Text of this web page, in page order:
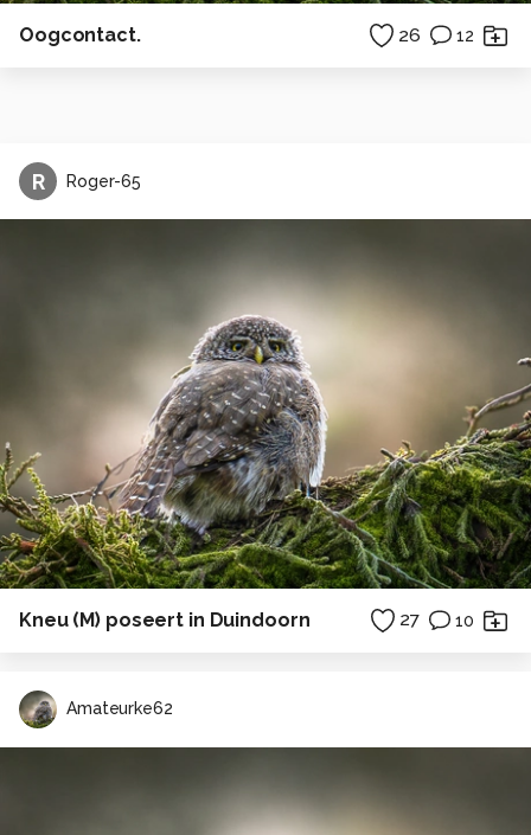
Oogcontact. 26 12
R Roger-65
Kneu (M) poseert in Duindoorn 27 10
Amateurke62